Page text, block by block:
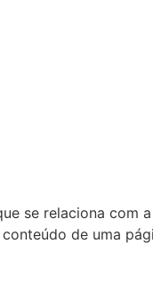
se relaciona com
de uma